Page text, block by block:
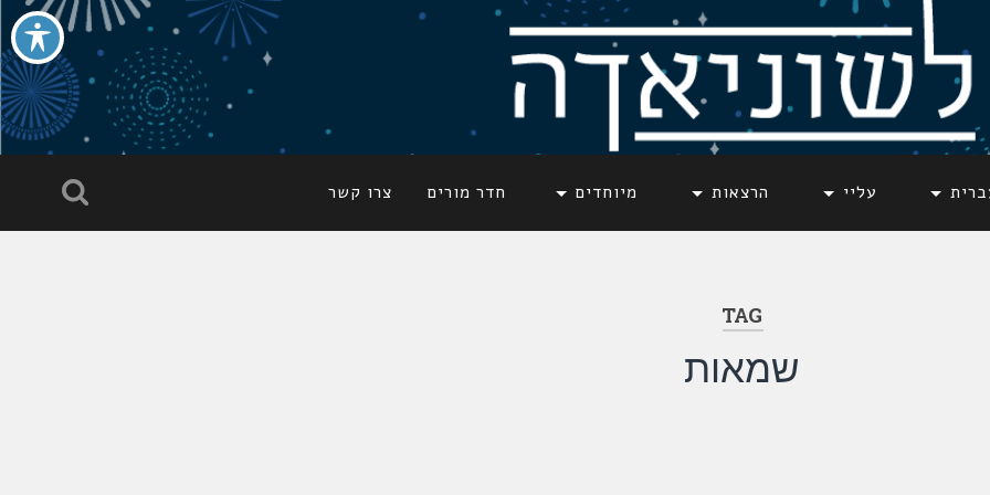
עליי הרצאות מיוחדים חדר מורים צרו קשר
TAG
שמאות